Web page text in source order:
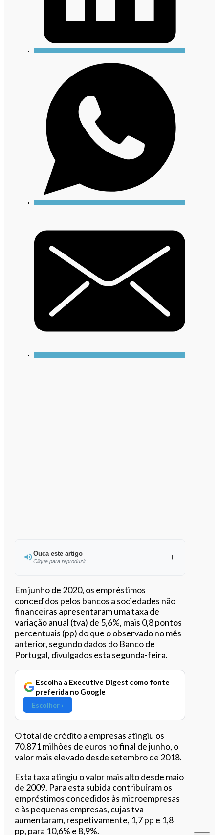
Ouça este artigo
Clique para reproduzir
Ouvir este artigo
Em junho de 2020, os empréstimos
concedidos pelos bancos a sociedades não
financeiras apresentaram uma taxa de
variação anual (tva) de 5,6%, mais 0,8 pontos
percentuais (pp) do que o observado no mês
anterior, segundo dados do Banco de
Portugal, divulgados esta segunda-feira.
Escolha a Executive Digest como fonte
preferida no Google
Escolher ›
O total de crédito a empresas atingiu os
70.871 milhões de euros no final de junho, o
valor mais elevado desde setembro de 2018.
Esta taxa atingiu o valor mais alto desde maio
de 2009. Para esta subida contribuíram os
empréstimos concedidos às microempresas
e às pequenas empresas, cujas tva
aumentaram, respetivamente, 1,7 pp e 1,8
pp, para 10,6% e 8,9%.